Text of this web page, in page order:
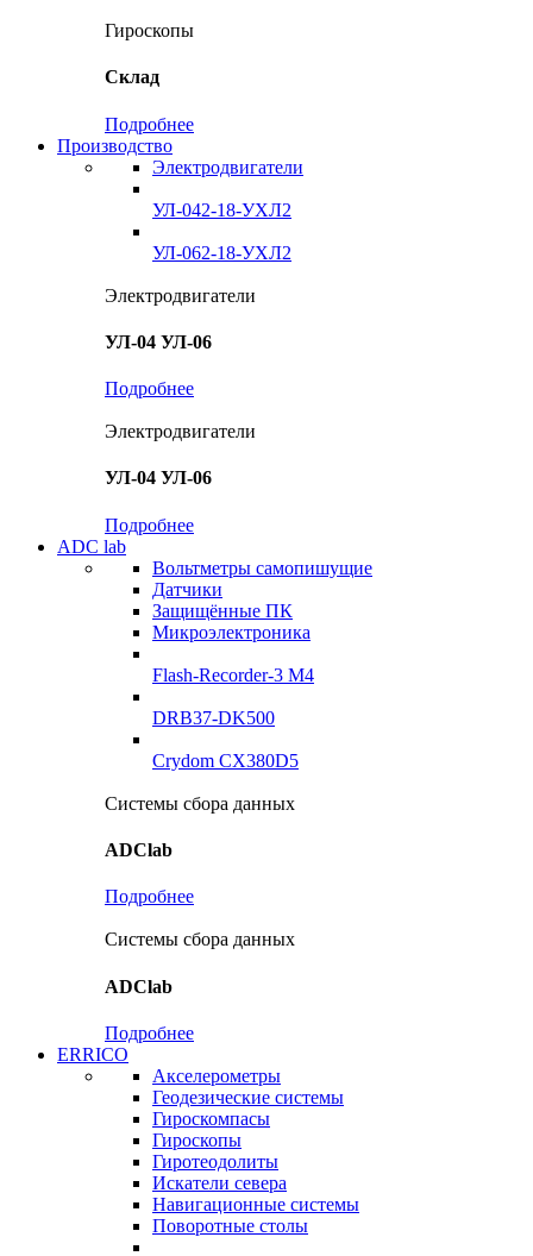
Гироскопы
Склад
Подробнее
Производство
Электродвигатели
УЛ-042-18-УХЛ2
УЛ-062-18-УХЛ2
Электродвигатели
УЛ-04 УЛ-06
Подробнее
Электродвигатели
УЛ-04 УЛ-06
Подробнее
ADC lab
Вольтметры самопишущие
Датчики
Защищённые ПК
Микроэлектроника
Flash-Recorder-3 М4
DRB37-DK500
Crydom CX380D5
Системы сбора данных
ADClab
Подробнее
Системы сбора данных
ADClab
Подробнее
ERRICO
Акселерометры
Геодезические системы
Гироскомпасы
Гироскопы
Гиротеодолиты
Искатели севера
Навигационные системы
Поворотные столы